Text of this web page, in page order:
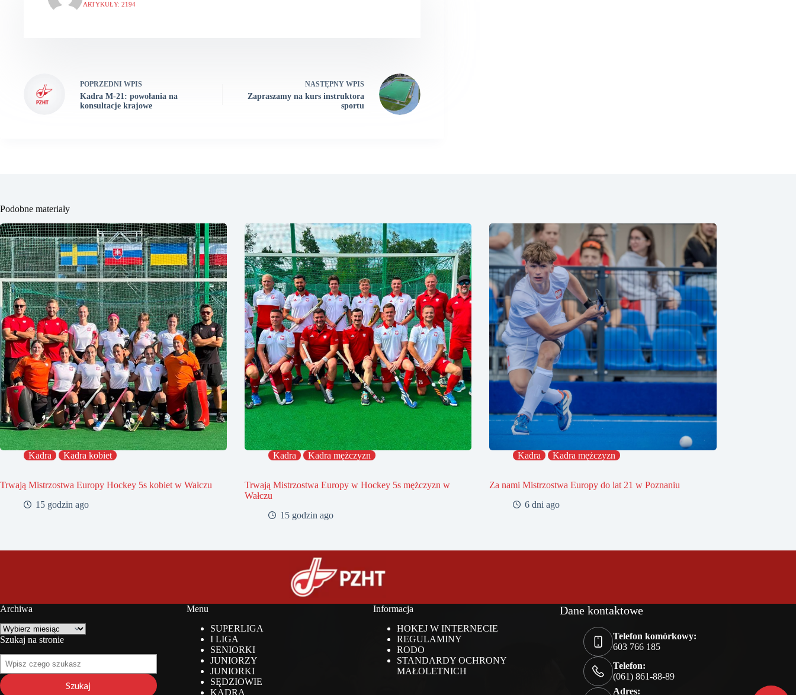
ARTYKUŁY: 2194
POPRZEDNI WPIS
Kadra M-21: powołania na
konsultacje krajowe
NASTĘPNY WPIS
Zapraszamy na kurs instruktora
sportu
Podobne materiały
Kadra Kadra kobiet
Trwają Mistrzostwa Europy Hockey 5s kobiet w Wałczu
15 godzin ago
Kadra Kadra mężczyzn
Trwają Mistrzostwa Europy w Hockey 5s mężczyzn w
Wałczu
15 godzin ago
Kadra Kadra mężczyzn
Za nami Mistrzostwa Europy do lat 21 w Poznaniu
6 dni ago
Archiwa
Archiwa
Szukaj na stronie
na
stronie
Szukaj
Menu
SUPERLIGA
I LIGA
SENIORKI
JUNIORZY
JUNIORKI
SĘDZIOWIE
KADRA
Informacja
HOKEJ W INTERNECIE
REGULAMINY
RODO
STANDARDY OCHRONY
MAŁOLETNICH
Dane kontaktowe
Telefon komórkowy:
603 766 185
Telefon:
(061) 861-88-89
Adres: